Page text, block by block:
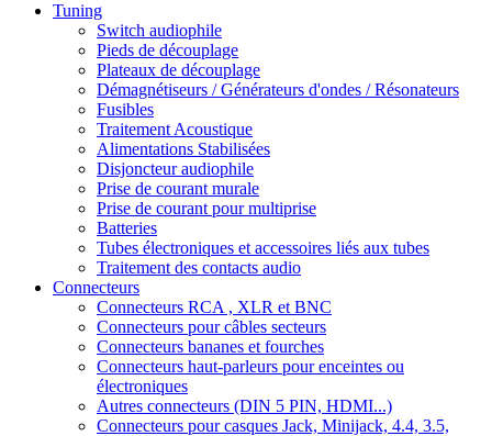
Tuning
Switch audiophile
Pieds de découplage
Plateaux de découplage
Démagnétiseurs / Générateurs d'ondes / Résonateurs
Fusibles
Traitement Acoustique
Alimentations Stabilisées
Disjoncteur audiophile
Prise de courant murale
Prise de courant pour multiprise
Batteries
Tubes électroniques et accessoires liés aux tubes
Traitement des contacts audio
Connecteurs
Connecteurs RCA , XLR et BNC
Connecteurs pour câbles secteurs
Connecteurs bananes et fourches
Connecteurs haut-parleurs pour enceintes ou
électroniques
Autres connecteurs (DIN 5 PIN, HDMI...)
Connecteurs pour casques Jack, Minijack, 4.4, 3.5,